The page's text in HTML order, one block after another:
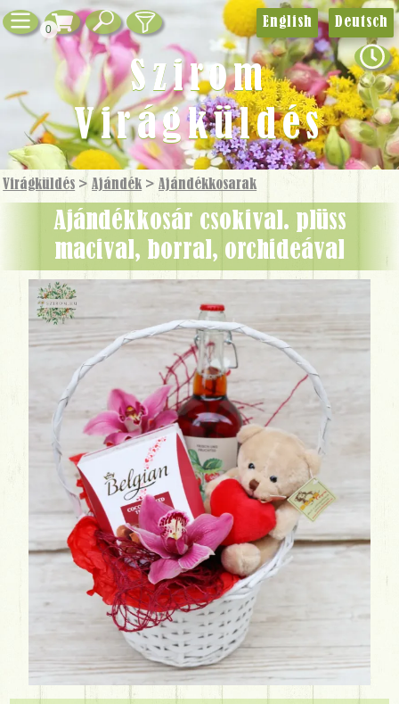
0
Virágküldés >Ajándék >Ajándék­kosarak
Ajándékkosár csokival. plüss
macival, borral, orchideával
English Deutsch
Szirom
Virágküldés